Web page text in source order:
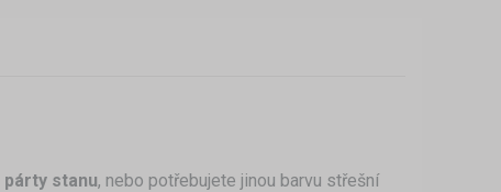
párty stanu, nebo potřebujete jinou barvu střešní